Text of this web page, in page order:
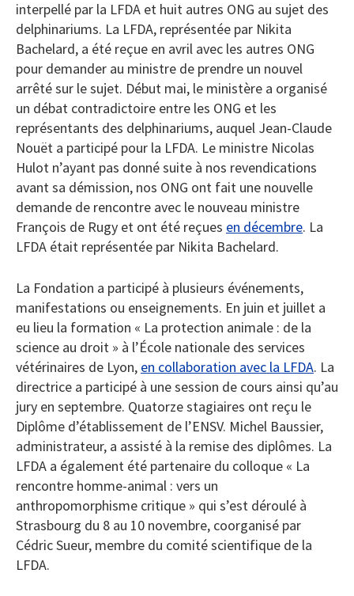
interpellé par la LFDA et huit autres ONG au sujet des
delphinariums. La LFDA, représentée par Nikita
Bachelard, a été reçue en avril avec les autres ONG
pour demander au ministre de prendre un nouvel
arrêté sur le sujet. Début mai, le ministère a organisé
un débat contradictoire entre les ONG et les
représentants des delphinariums, auquel Jean-Claude
Nouët a participé pour la LFDA. Le ministre Nicolas
Hulot n’ayant pas donné suite à nos revendications
avant sa démission, nos ONG ont fait une nouvelle
demande de rencontre avec le nouveau ministre
François de Rugy et ont été reçues en décembre. La
LFDA était représentée par Nikita Bachelard.
La Fondation a participé à plusieurs événements,
manifestations ou enseignements. En juin et juillet a
eu lieu la formation « La protection animale : de la
science au droit » à l’École nationale des services
vétérinaires de Lyon, en collaboration avec la LFDA. La
directrice a participé à une session de cours ainsi qu’au
jury en septembre. Quatorze stagiaires ont reçu le
Diplôme d’établissement de l’ENSV. Michel Baussier,
administrateur, a assisté à la remise des diplômes. La
LFDA a également été partenaire du colloque « La
rencontre homme-animal : vers un
anthropomorphisme critique » qui s’est déroulé à
Strasbourg du 8 au 10 novembre, coorganisé par
Cédric Sueur, membre du comité scientifique de la
LFDA.